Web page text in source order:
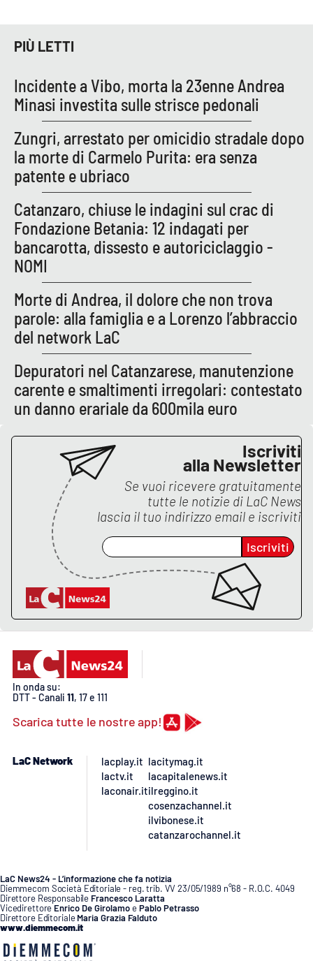
PIÙ LETTI
Incidente a Vibo, morta la 23enne Andrea
Minasi investita sulle strisce pedonali
Zungri, arrestato per omicidio stradale dopo
la morte di Carmelo Purita: era senza
patente e ubriaco
Catanzaro, chiuse le indagini sul crac di
Fondazione Betania: 12 indagati per
bancarotta, dissesto e autoriciclaggio -
NOMI
Morte di Andrea, il dolore che non trova
parole: alla famiglia e a Lorenzo l’abbraccio
del network LaC
Depuratori nel Catanzarese, manutenzione
carente e smaltimenti irregolari: contestato
un danno erariale da 600mila euro
Iscriviti
alla Newsletter
Se vuoi ricevere gratuitamente
tutte le notizie di LaC News
lascia il tuo indirizzo email e iscriviti
Iscriviti
In onda su:
DTT - Canali 11, 17 e 111
Scarica tutte le nostre app!
LaC Network
lacplay.it
lactv.it
laconair.it
lacitymag.it
lacapitalenews.it
ilreggino.it
cosenzachannel.it
ilvibonese.it
catanzarochannel.it
LaC News24 - L’informazione che fa notizia
Diemmecom Società Editoriale - reg. trib. VV 23/05/1989 n°68 - R.O.C. 4049
Direttore Responsabile Francesco Laratta
Vicedirettore Enrico De GirolamoePablo Petrasso
Direttore Editoriale Maria Grazia Falduto
www.diemmecom.it